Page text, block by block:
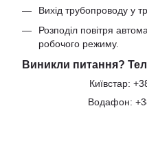
Вихід трубопроводу у
Розподіл повітря
робочого режиму.
Виникли питання?
Київстар:
Водафон: